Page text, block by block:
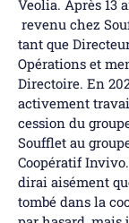
Veolia. Après 13
revenu chez
tant que
Opérations et
Directoire. En
activement
cession du
Soufflet au
Coopératif
dirai aisément
tombé dans la